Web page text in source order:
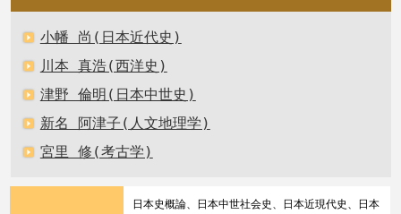
小幡 尚(日本近代史)
川本 真浩(西洋史)
津野 倫明(日本中世史)
新名 阿津子(人文地理学)
宮里 修(考古学)
日本史概論、日本中世社会史、日本近現代史、日本